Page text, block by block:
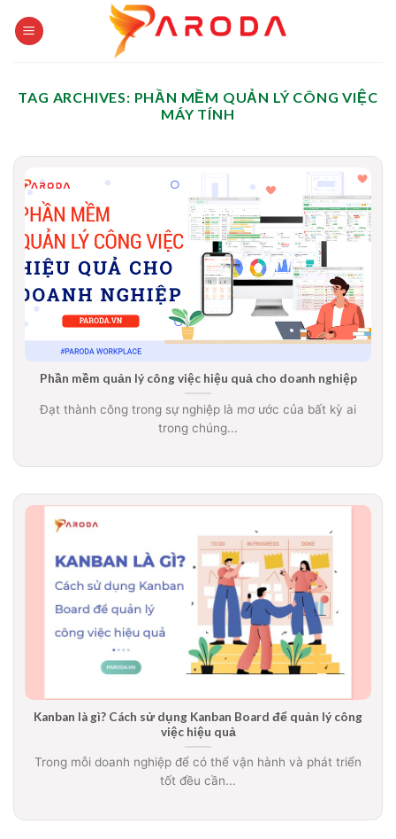
TAG ARCHIVES: PHẦN MỀM QUẢN LÝ CÔNG VIỆC
MÁY TÍNH
Phần mềm quản lý công việc hiệu quả cho doanh nghiệp
Đạt thành công trong sự nghiệp là mơ ước của bất kỳ ai
trong chúng...
Kanban là gì? Cách sử dụng Kanban Board để quản lý công
việc hiệu quả
Trong mỗi doanh nghiệp để có thể vận hành và phát triển
tốt đều cần...